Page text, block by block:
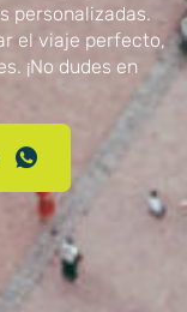
personalizadas.
el viaje perfecto,
¡No dudes en